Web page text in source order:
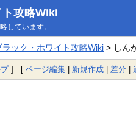
ト攻略Wiki
しています。
ラック・ホワイト攻略Wiki> しん
] [ ページ編集 | 新規作成 | 差分 |